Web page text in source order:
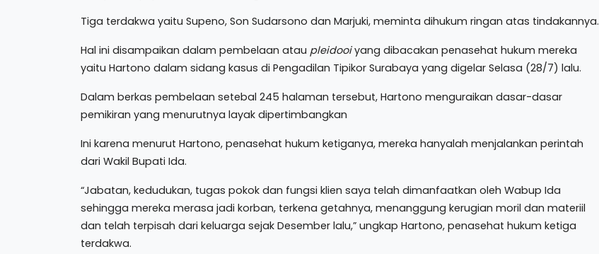
Tiga terdakwa yaitu Supeno, Son Sudarsono dan Marjuki, meminta dihukum ringan atas tindakannya.
Hal ini disampaikan dalam pembelaan atau pleidooiyang dibacakan penasehat hukum mereka
yaitu Hartono dalam sidang kasus di Pengadilan Tipikor Surabaya yang digelar Selasa (28/7) lalu.
Dalam berkas pembelaan setebal 245 halaman tersebut, Hartono menguraikan dasar-dasar
pemikiran yang menurutnya layak dipertimbangkan
Ini karena menurut Hartono, penasehat hukum ketiganya, mereka hanyalah menjalankan perintah
dari Wakil Bupati Ida.
“Jabatan, kedudukan, tugas pokok dan fungsi klien saya telah dimanfaatkan oleh Wabup Ida
sehingga mereka merasa jadi korban, terkena getahnya, menanggung kerugian moril dan materiil
dan telah terpisah dari keluarga sejak Desember lalu,” ungkap Hartono, penasehat hukum ketiga
terdakwa.